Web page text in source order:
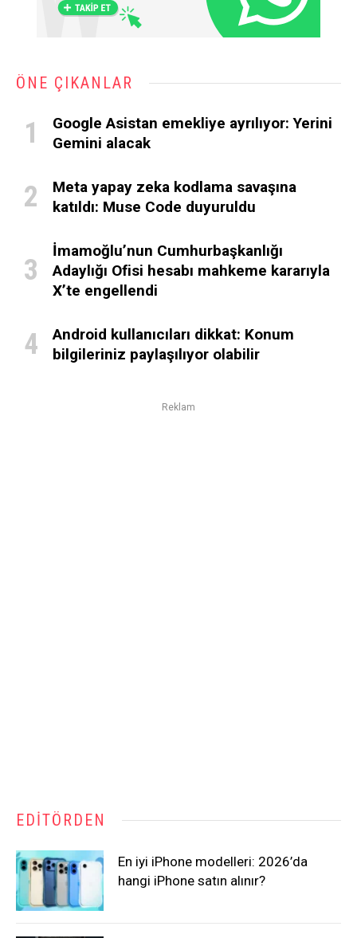
ÖNE ÇIKANLAR
Google Asistan emekliye ayrılıyor: Yerini
Gemini alacak
Meta yapay zeka kodlama savaşına
katıldı: Muse Code duyuruldu
İmamoğlu’nun Cumhurbaşkanlığı
Adaylığı Ofisi hesabı mahkeme kararıyla
X’te engellendi
Android kullanıcıları dikkat: Konum
bilgileriniz paylaşılıyor olabilir
Reklam
EDITÖRDEN
En iyi iPhone modelleri: 2026’da
hangi iPhone satın alınır?